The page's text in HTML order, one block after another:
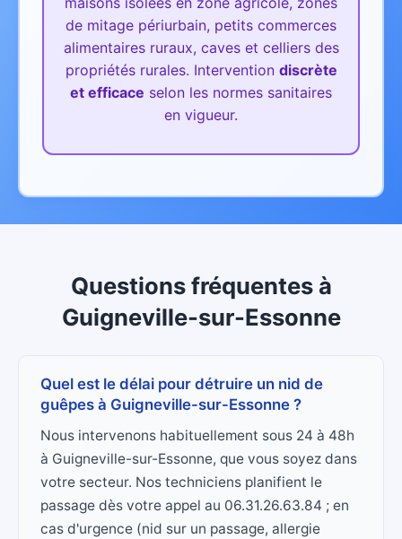
de mitage périurbain, petits commerces
alimentaires ruraux, caves et celliers des
propriétés rurales. Intervention discrète
et efficace selon les normes sanitaires
en vigueur.
Questions fréquentes à
Guigneville-sur-Essonne
Quel est le délai pour détruire un nid de
guêpes à Guigneville-sur-Essonne ?
Nous intervenons habituellement sous 24 à 48h
à Guigneville-sur-Essonne, que vous soyez dans
votre secteur. Nos techniciens planifient le
passage dès votre appel au 06.31.26.63.84 ; en
cas d'urgence (nid sur un passage, allergie